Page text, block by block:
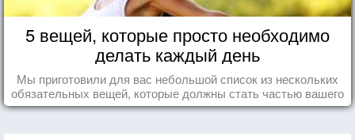
5 вещей, которые просто необходимо
делать каждый день
Мы приготовили для вас небольшой список из нескольких
обязательных вещей, которые должны стать частью вашего
дня.